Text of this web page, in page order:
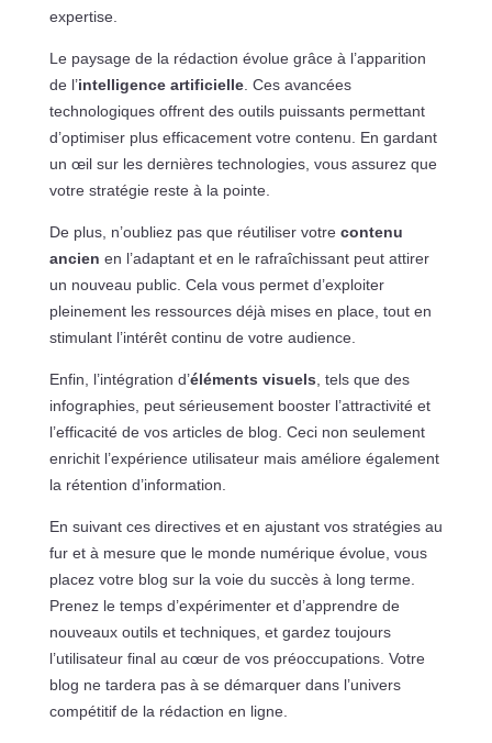
expertise.
Le paysage de la rédaction évolue grâce à l’apparition
de l’intelligence artificielle. Ces avancées
technologiques offrent des outils puissants permettant
d’optimiser plus efficacement votre contenu. En gardant
un œil sur les dernières technologies, vous assurez que
votre stratégie reste à la pointe.
De plus, n’oubliez pas que réutiliser votre contenu
ancien en l’adaptant et en le rafraîchissant peut attirer
un nouveau public. Cela vous permet d’exploiter
pleinement les ressources déjà mises en place, tout en
stimulant l’intérêt continu de votre audience.
Enfin, l’intégration d’éléments visuels , tels que des
infographies, peut sérieusement booster l’attractivité et
l’efficacité de vos articles de blog. Ceci non seulement
enrichit l’expérience utilisateur mais améliore également
la rétention d’information.
En suivant ces directives et en ajustant vos stratégies au
fur et à mesure que le monde numérique évolue, vous
placez votre blog sur la voie du succès à long terme.
Prenez le temps d’expérimenter et d’apprendre de
nouveaux outils et techniques, et gardez toujours
l’utilisateur final au cœur de vos préoccupations. Votre
blog ne tardera pas à se démarquer dans l’univers
compétitif de la rédaction en ligne.